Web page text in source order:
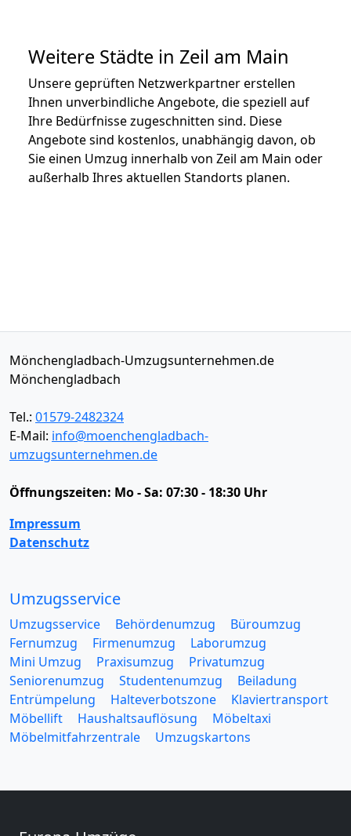
Weitere Städte in Zeil am Main
Unsere geprüften Netzwerkpartner erstellen
Ihnen unverbindliche Angebote, die speziell auf
Ihre Bedürfnisse zugeschnitten sind. Diese
Angebote sind kostenlos, unabhängig davon, ob
Sie einen Umzug innerhalb von Zeil am Main oder
außerhalb Ihres aktuellen Standorts planen.
Mönchengladbach-Umzugsunternehmen.de
Mönchengladbach
Tel.: 01579-2482324
E-Mail: info@moenchengladbach-
umzugsunternehmen.de
Öffnungszeiten: Mo - Sa: 07:30 - 18:30 Uhr
Impressum
Datenschutz
Umzugsservice
Umzugsservice Behördenumzug
Büroumzug
Fernumzug
Firmenumzug
Laborumzug
Mini Umzug
Praxisumzug
Privatumzug
Seniorenumzug
Studentenumzug
Beiladung
Entrümpelung
Halteverbotszone
Klaviertransport
Möbellift
Haushaltsauflösung
Möbeltaxi
Möbelmitfahrzentrale
Umzugskartons